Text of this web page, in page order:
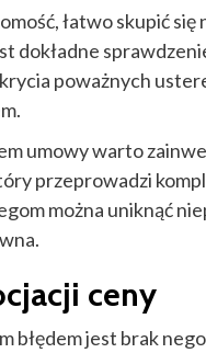
łatwo skupić
dokładne
poważnych
umowy warto
przeprowadzi
można uniknąć
ceny
błędem jest brak